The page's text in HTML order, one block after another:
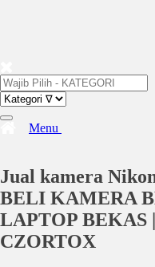
Menu
Jual kamera
BELI KAMERA
LAPTOP BEKAS
CZORTOX